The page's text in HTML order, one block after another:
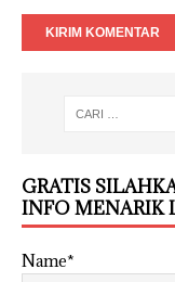
GRATIS
INFO MENARIK
Name*